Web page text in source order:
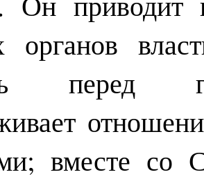
органов
перед
вместе со